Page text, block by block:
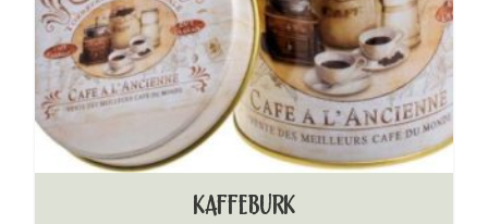
KAFFEBURK